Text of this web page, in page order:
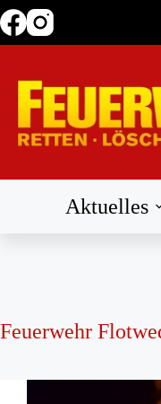
Zum
Inhalt
Aktuelles
Feuerwehr